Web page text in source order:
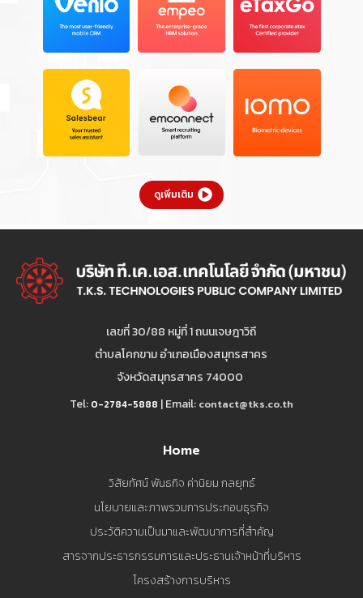
ดูเพิ่มเติม
เลขที่ 30/88 หมู่ที่ 1 ถนนเจษฎาวิถี
ตำบลโคกขาม อำเภอเมืองสมุทรสาคร
จังหวัดสมุทรสาคร 74000
Tel: 0-2784-5888 | Email: contact@tks.co.th
Home
วิสัยทัศน์ พันธกิจ ค่านิยม กลยุทธ์
นโยบายและภาพรวมการประกอบธุรกิจ
ประวัติความเป็นมาและพัฒนาการที่สำคัญ
สารจากประธารกรรมการและประธานเจ้าหน้าที่บริหาร
โครงสร้างการบริหาร